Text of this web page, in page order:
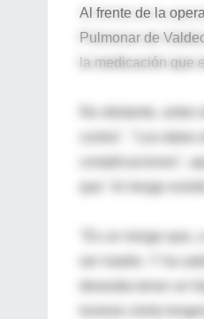
Al frente de la
Pulmonar de
la medicación que
complicaciones",
que "el riesgo
"Es un riesgo que,
ser madre. Y ha
deseaba tener un
tuviese cierta